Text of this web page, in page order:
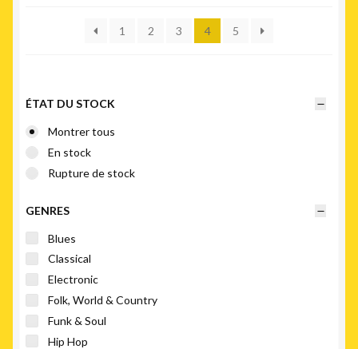
plus
récent
1 2 3 4 5
ÉTAT DU STOCK
Montrer tous
En stock
Rupture de stock
GENRES
Blues
Classical
Electronic
Folk, World & Country
Funk & Soul
Hip Hop